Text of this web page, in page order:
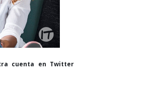
cuenta en Twitter